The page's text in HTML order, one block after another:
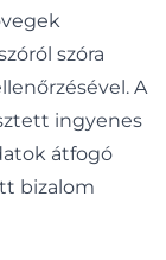
szóra
A
ingyenes
átfogó
bizalom